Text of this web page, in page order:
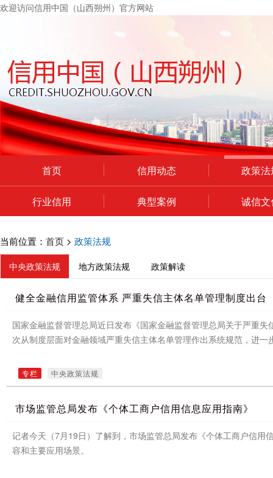
欢迎访问信用中国（山西朔州）官方网站
首页 信用动态 政策法
行业信用 典型案例 诚信文
当前位置： 首页 > 政策法规
中央政策法规 地方政策法规 政策解读
健全金融信用监管体系 严重失信主体名单管理制度出台
国家金融监督管理总局近日发布《国家金融监督管理总局关于严重
次从制度层面对金融领域严重失信主体名单管理作出系统规范，进
专栏 中央政策法规
市场监管总局发布《个体工商户信用信息应用指南》
记者今天（7月19日）了解到，市场监管总局发布《个体工商户信
容和主要应用场景。